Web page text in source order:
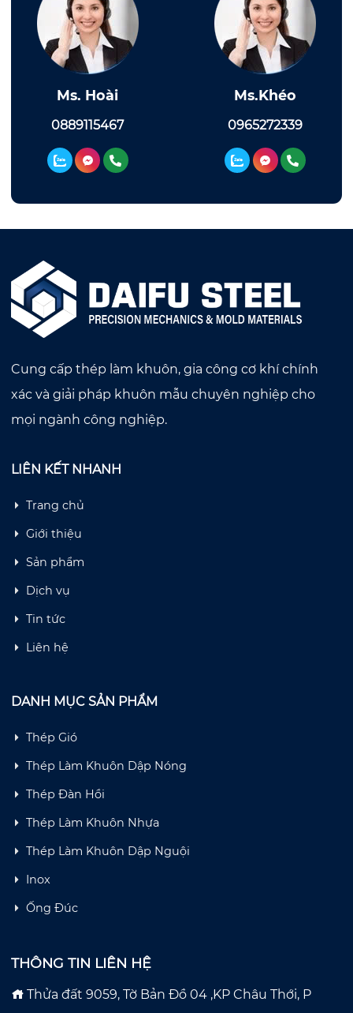
Ms. Hoài
0889115467
Ms.Khéo
0965272339
Cung cấp thép làm khuôn, gia công cơ khí chính
xác và giải pháp khuôn mẫu chuyên nghiệp cho
mọi ngành công nghiệp.
LIÊN KẾT NHANH
Trang chủ
Giới thiệu
Sản phẩm
Dịch vụ
Tin tức
Liên hệ
DANH MỤC SẢN PHẨM
Thép Gió
Thép Làm Khuôn Dập Nóng
Thép Đàn Hồi
Thép Làm Khuôn Nhựa
Thép Làm Khuôn Dập Nguội
Inox
Ống Đúc
THÔNG TIN LIÊN HỆ
Thửa đất 9059, Tờ Bản Đồ 04 ,KP Châu Thới, P